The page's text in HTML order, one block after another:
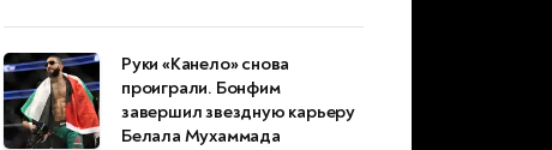
Руки «Канело» снова
проиграли. Бонфим
завершил звездную карьеру
Белала Мухаммада